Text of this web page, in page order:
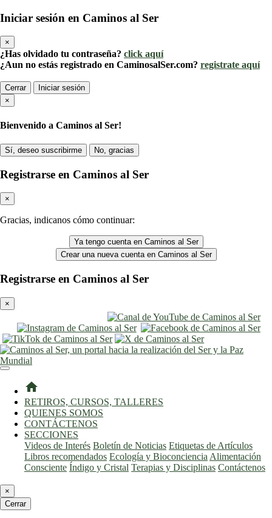
Iniciar sesión en Caminos al Ser
×
¿Has olvidado tu contraseña? click aquí
¿Aun no estás registrado en CaminosalSer.com? registrate aquí
Cerrar
Iniciar sesión
×
Bienvenido a Caminos al Ser!
Sí, deseo suscribirme No, gracias
Registrarse en Caminos al Ser
×
Gracias, indicanos cómo continuar:
Ya tengo cuenta en Caminos al Ser
Crear una nueva cuenta en Caminos al Ser
Registrarse en Caminos al Ser
×
home
RETIROS, CURSOS, TALLERES
QUIENES SOMOS
CONTÁCTENOS
SECCIONES
Videos de Interés Boletín de Noticias Etiquetas de Artículos
Libros recomendados Ecología y Bioconciencia Alimentación
Consciente Índigo y Cristal Terapias y Disciplinas Contáctenos
×
Cerrar